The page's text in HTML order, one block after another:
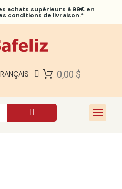
achats supérieurs à 99€ en
conditions de livraison.*
0,00 $